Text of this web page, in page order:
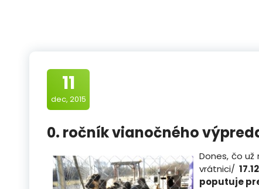
11
dec, 2015
0. ročník vianočného
Dones, čo
vrátnici/
poputuje